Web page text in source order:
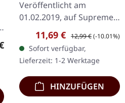
Preis:
Veröffentlicht am
01.02.2019, auf Supreme
Chaos Records.
Erstauflage als CD im
DigiPak mit 12-seitigem
Booklet. Geht es dir…
Verkaufspreis:
11,69 € Regulärer Preis:
12,99 €(-10.01%)
Sofort verfügbar,
Lieferzeit: 1-2 Werktage
HINZUFÜGEN